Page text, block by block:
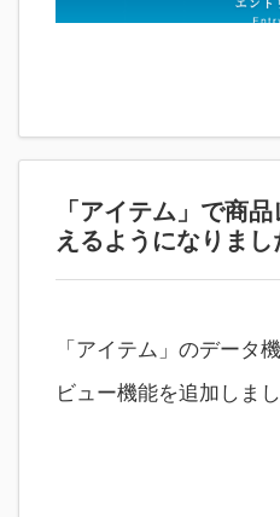
「アイテム」で商
えるようになりまし
「アイテム」のデータ
ビュー機能を追加しまし